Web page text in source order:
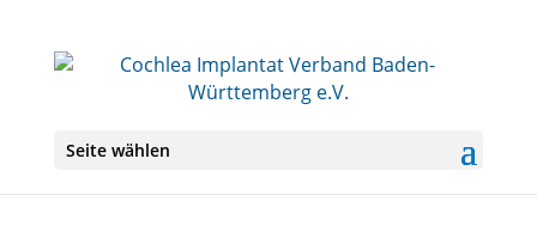
Seite wählen